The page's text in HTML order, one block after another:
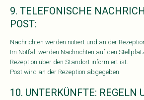
9. TELEFONISCHE
POST:
Nachrichten werden notiert und an der
Im Notfall werden Nachrichten auf den
Rezeption über den Standort informiert ist.
Post wird an der Rezeption abgegeben.
10. UNTERKÜNFTE: REGELN